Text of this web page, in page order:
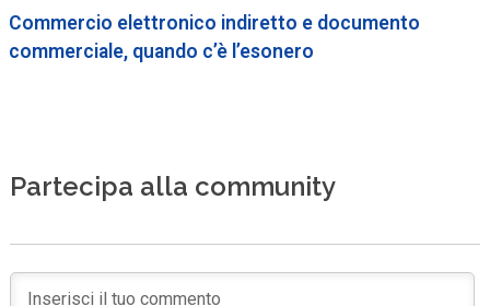
Commercio elettronico indiretto e documento
commerciale, quando c’è l’esonero
Partecipa alla community